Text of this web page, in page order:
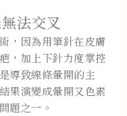
法交叉
，因為用筆針在皮膚
，加上下針力度掌控
導致線條暈開的主
果演變成暈開又色素
題之一。